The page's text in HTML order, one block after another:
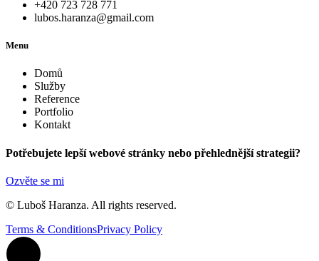
+420 723 728 771
lubos.haranza@gmail.com
Menu
Domů
Služby
Reference
Portfolio
Kontakt
Potřebujete lepší webové stránky nebo přehlednější strategii?
Ozvěte se mi
© Luboš Haranza. All rights reserved.
Terms & ConditionsPrivacy Policy